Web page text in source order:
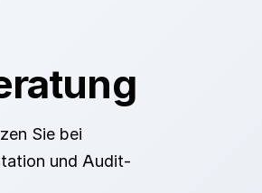
Sie bei
und Audit-